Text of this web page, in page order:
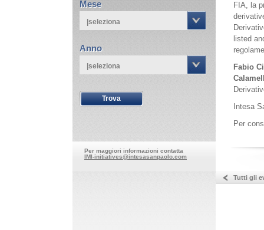
FIA, la
listed
Fabio
Intesa
Per
Tutti gli
Mese
|seleziona
Anno
|seleziona
Per maggiori informazioni contatta
IMI-initiatives@intesasanpaolo.com